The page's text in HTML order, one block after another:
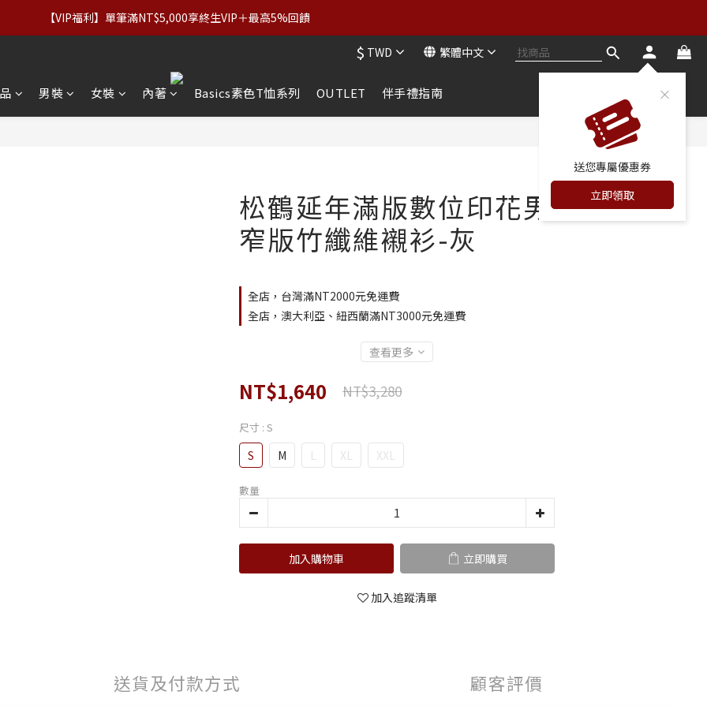
惠】設計系列正價商品＆Basics系列：2件89折／3件79折｜內著：買二送二
【VIP福利】單筆滿NT$5,000享終生VIP＋最高5%回饋
惠】設計系列正價商品＆Basics系列：2件89折／3件79折｜內著：買二送二
$ TWD 繁體中文
送您專屬優惠券
立即領取
男裝 女裝 內著 Basics素色T恤系列 OUTLET 伴手禮指南
松鶴延年滿版數位印花男
窄版竹纖維襯衫-灰
全店，台灣滿NT2000元免運費
全店，澳大利亞、紐西蘭滿NT3000元免運費
查看更多
NT$1,640 NT$3,280
尺寸 : S
S M L XL XXL
數量
加入購物車 立即購買
加入追蹤清單
送貨及付款方式 顧客評價
立即購買